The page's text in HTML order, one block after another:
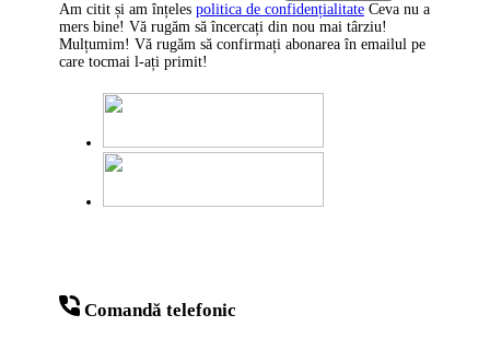
Comandă telefonic
Am citit și am înțeles politica de confidențialitate Ceva nu a
mers bine! Vă rugăm să încercați din nou mai târziu!
Mulțumim! Vă rugăm să confirmați abonarea în emailul pe
care tocmai l-ați primit!